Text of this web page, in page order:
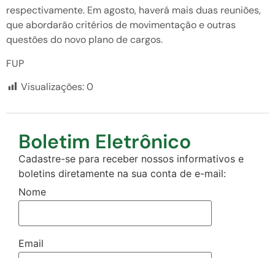
respectivamente. Em agosto, haverá mais duas reuniões,
que abordarão critérios de movimentação e outras
questões do novo plano de cargos.
FUP
Visualizações:0
Boletim Eletrônico
Cadastre-se para receber nossos informativos e
boletins diretamente na sua conta de e-mail:
Nome
Email